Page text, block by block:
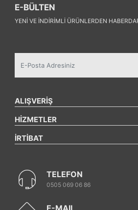
E-BÜLTEN
YENI VE INDIRIMLI ÜRÜNLERDEN
ALIŞVERİŞ
HİZMETLER
İRTİBAT
TELEFON
0505 069 06 86
E-MAIL